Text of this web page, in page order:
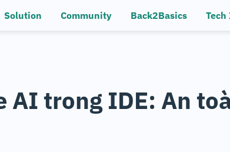
Solution Community Back2Basics
AI trong IDE: An